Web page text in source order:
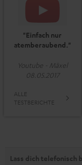
"Einfach nur
atemberaubend."
Youtube - Mäxel
08.05.2017
ALLE
TESTBERICHTE
Lass dich telefonisch